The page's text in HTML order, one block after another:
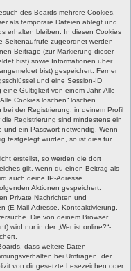
des Boards mehrere Cookies.
als temporäre Dateien ablegt und
erhalten bleiben. In diesen Cookies
Seitenaufrufe zugeordnet werden
Beiträge (zur Markierung dieser
bist) sowie Informationen über
bist) gespeichert. Ferner
und eine Session-ID
Gültigkeit von einem Jahr. Alle
Cookies löschen“ löschen.
der Registrierung, in deinem Profil
Registrierung sind mindestens ein
und ein Passwort notwendig. Wenn
festgelegt wurden, so ist dies für
erstellst, so werden die dort
gilt, wenn du einen Beitrag als
auch deine IP-Adresse
Aktionen gespeichert:
Private Nachrichten und
(E-Mail-Adresse, Kontoaktivierung,
Die von deinem Browser
wird nur in der „Wer ist online?“-
dass weitere Daten
bei Umfragen, der
von dir gesetzte Lesezeichen oder